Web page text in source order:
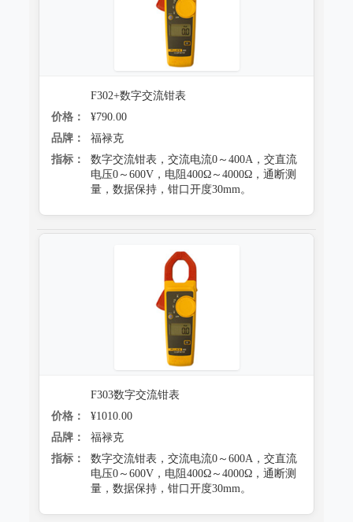
F302+数字交流钳表
价格：
¥790.00
品牌：
福禄克
指标：
数字交流钳表，交流电流0～400A，交直流
电压0～600V，电阻400Ω～4000Ω，通断测
量，数据保持，钳口开度30mm。
F303数字交流钳表
价格：
¥1010.00
品牌：
福禄克
指标：
数字交流钳表，交流电流0～600A，交直流
电压0～600V，电阻400Ω～4000Ω，通断测
量，数据保持，钳口开度30mm。